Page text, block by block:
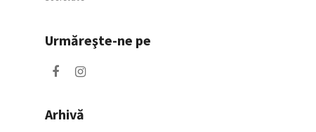
Urmăreşte-ne pe
Arhivă